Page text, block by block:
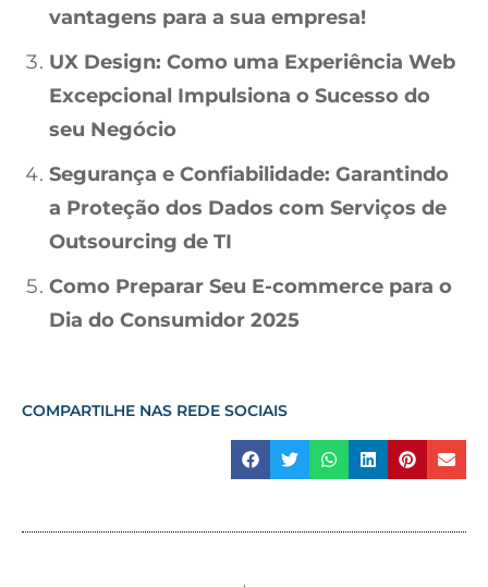
vantagens para a sua empresa!
UX Design: Como uma Experiência Web
Excepcional Impulsiona o Sucesso do
seu Negócio
Segurança e Confiabilidade: Garantindo
a Proteção dos Dados com Serviços de
Outsourcing de TI
Como Preparar Seu E-commerce para o
Dia do Consumidor 2025
COMPARTILHE NAS REDE SOCIAIS